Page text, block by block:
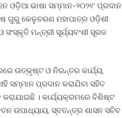
ଓଡ଼ିଆ ଭାଷା ସମ୍ମାନ-୨୦୨୧’ ପ୍ରଦାନ
ଗୁରୁ କେଳୁଚରଣ ମହାପାତ୍ର ଓଡ଼ିଶୀ
ମନ୍ତ୍ରୀ ସୂର୍ଯ୍ୟବଂଶୀ ସୂରଜ
ଉତ୍କୃଷ୍ଟ ଓ ନିରନ୍ତର କାର୍ଯ୍ୟ,
ସମ୍ମାନ ପ୍ରଦାନ କରାଯିବା ସହିତ
। କାର୍ଯ୍ୟକ୍ରମରେ ବିଶିଷ୍ଟ
ଉପାଧ୍ୟାୟ, ସ୍ବତନ୍ତ୍ର ଶାସନ ସଚିବ